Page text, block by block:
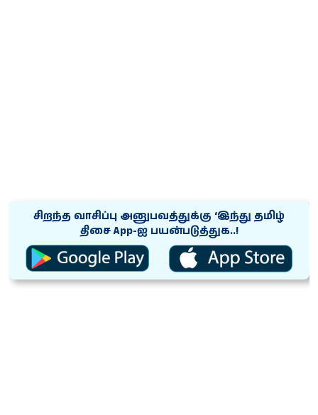
சிறந்த வாசிப்பு அனுபவத்துக்கு ‘இந்து தமிழ்
திசை App-ஐ பயன்படுத்துக..!